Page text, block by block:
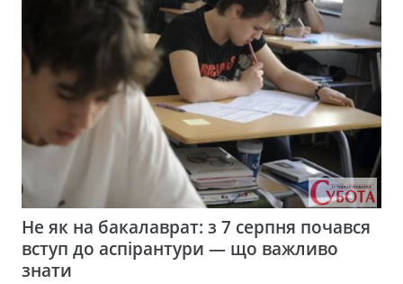
Не як на бакалаврат: з 7 серпня почався
вступ до аспірантури — що важливо
знати